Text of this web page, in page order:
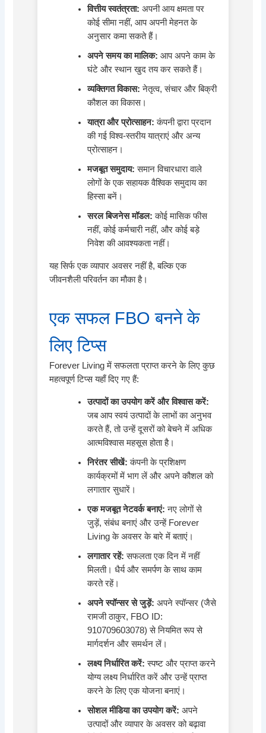
वित्तीय स्वतंत्रता: अपनी आय क्षमता पर
कोई सीमा नहीं, आप अपनी मेहनत के
अनुसार कमा सकते हैं।
अपने समय का मालिक: आप अपने काम के
घंटे और स्थान खुद तय कर सकते हैं।
व्यक्तिगत विकास: नेतृत्व, संचार और बिक्री
कौशल का विकास।
यात्रा और प्रोत्साहन: कंपनी द्वारा प्रदान
की गई विश्व-स्तरीय यात्राएं और अन्य
प्रोत्साहन।
मजबूत समुदाय: समान विचारधारा वाले
लोगों के एक सहायक वैश्विक समुदाय का
हिस्सा बनें।
सरल बिजनेस मॉडल: कोई मासिक फीस
नहीं, कोई कर्मचारी नहीं, और कोई बड़े
निवेश की आवश्यकता नहीं।
यह सिर्फ एक व्यापार अवसर नहीं है, बल्कि एक
जीवनशैली परिवर्तन का मौका है।
एक सफल FBO बनने के
लिए टिप्स
Forever Living में सफलता प्राप्त करने के लिए कुछ
महत्वपूर्ण टिप्स यहाँ दिए गए हैं:
उत्पादों का उपयोग करें और विश्वास करें:
जब आप स्वयं उत्पादों के लाभों का अनुभव
करते हैं, तो उन्हें दूसरों को बेचने में अधिक
आत्मविश्वास महसूस होता है।
निरंतर सीखें: कंपनी के प्रशिक्षण
कार्यक्रमों में भाग लें और अपने कौशल को
लगातार सुधारें।
एक मजबूत नेटवर्क बनाएं: नए लोगों से
जुड़ें, संबंध बनाएं और उन्हें Forever
Living के अवसर के बारे में बताएं।
लगातार रहें: सफलता एक दिन में नहीं
मिलती। धैर्य और समर्पण के साथ काम
करते रहें।
अपने स्पॉन्सर से जुड़ें: अपने स्पॉन्सर (जैसे
रामजी ठाकुर, FBO ID:
910709603078) से नियमित रूप से
मार्गदर्शन और समर्थन लें।
लक्ष्य निर्धारित करें: स्पष्ट और प्राप्त करने
योग्य लक्ष्य निर्धारित करें और उन्हें प्राप्त
करने के लिए एक योजना बनाएं।
सोशल मीडिया का उपयोग करें: अपने
उत्पादों और व्यापार के अवसर को बढ़ावा